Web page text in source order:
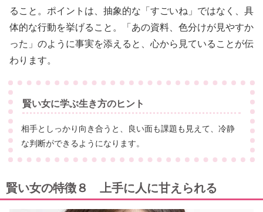
ること。ポイントは、抽象的な「すごいね」ではなく、具
体的な行動を挙げること。「あの資料、色分けが見やすか
った」のように事実を添えると、心から見ていることが伝
わります。
賢い女に学ぶ生き方のヒント
相手としっかり向き合うと、良い面も課題も見えて、冷静
な判断ができるようになります。
賢い女の特徴８ 上手に人に甘えられる